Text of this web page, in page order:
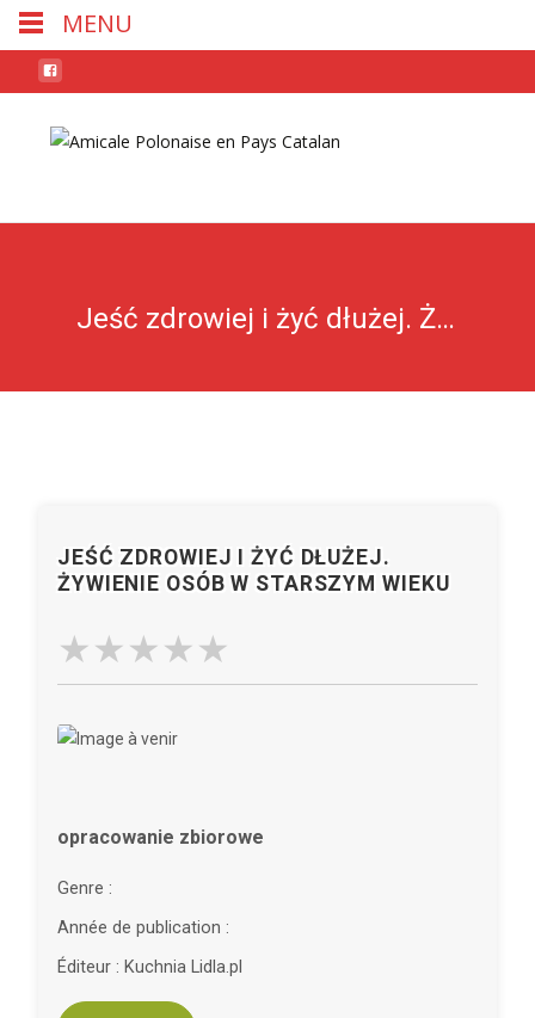
Jeść zdrowiej i żyć dłużej. Żywienie osób w starszym wieku
JEŚĆ ZDROWIEJ I ŻYĆ DŁUŻEJ.
ŻYWIENIE OSÓB W STARSZYM WIEKU
opracowanie zbiorowe
Genre :
Année de publication :
Éditeur : Kuchnia Lidla.pl
MENU